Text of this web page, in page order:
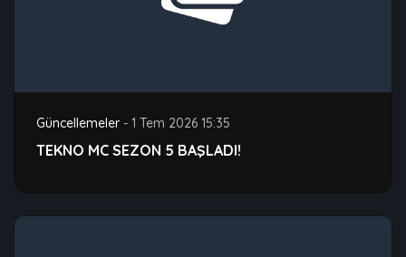
Güncellemeler - 1 Tem 2026 15:35
TEKNO MC SEZON 5 BAŞLADI!